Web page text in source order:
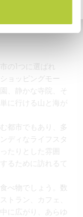
and enjoy the
の1つに選ばれ
ョッピングモー
、静かな寺院、そ
に行ける山と海が
都市でもあり、多
ディなライフスタ
たりとした雰囲
るために訪れるて
べ物でしょう。数
トラン、カフェ、
に広がり、あらゆ